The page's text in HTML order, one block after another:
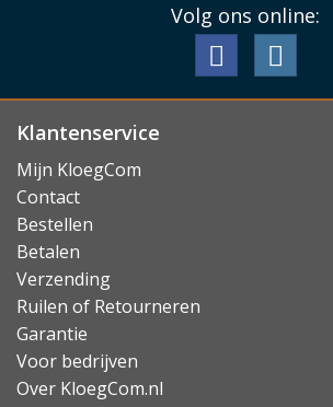
Volg ons online:
Klantenservice
Mijn KloegCom
Contact
Bestellen
Betalen
Verzending
Ruilen of Retourneren
Garantie
Voor bedrijven
Over KloegCom.nl